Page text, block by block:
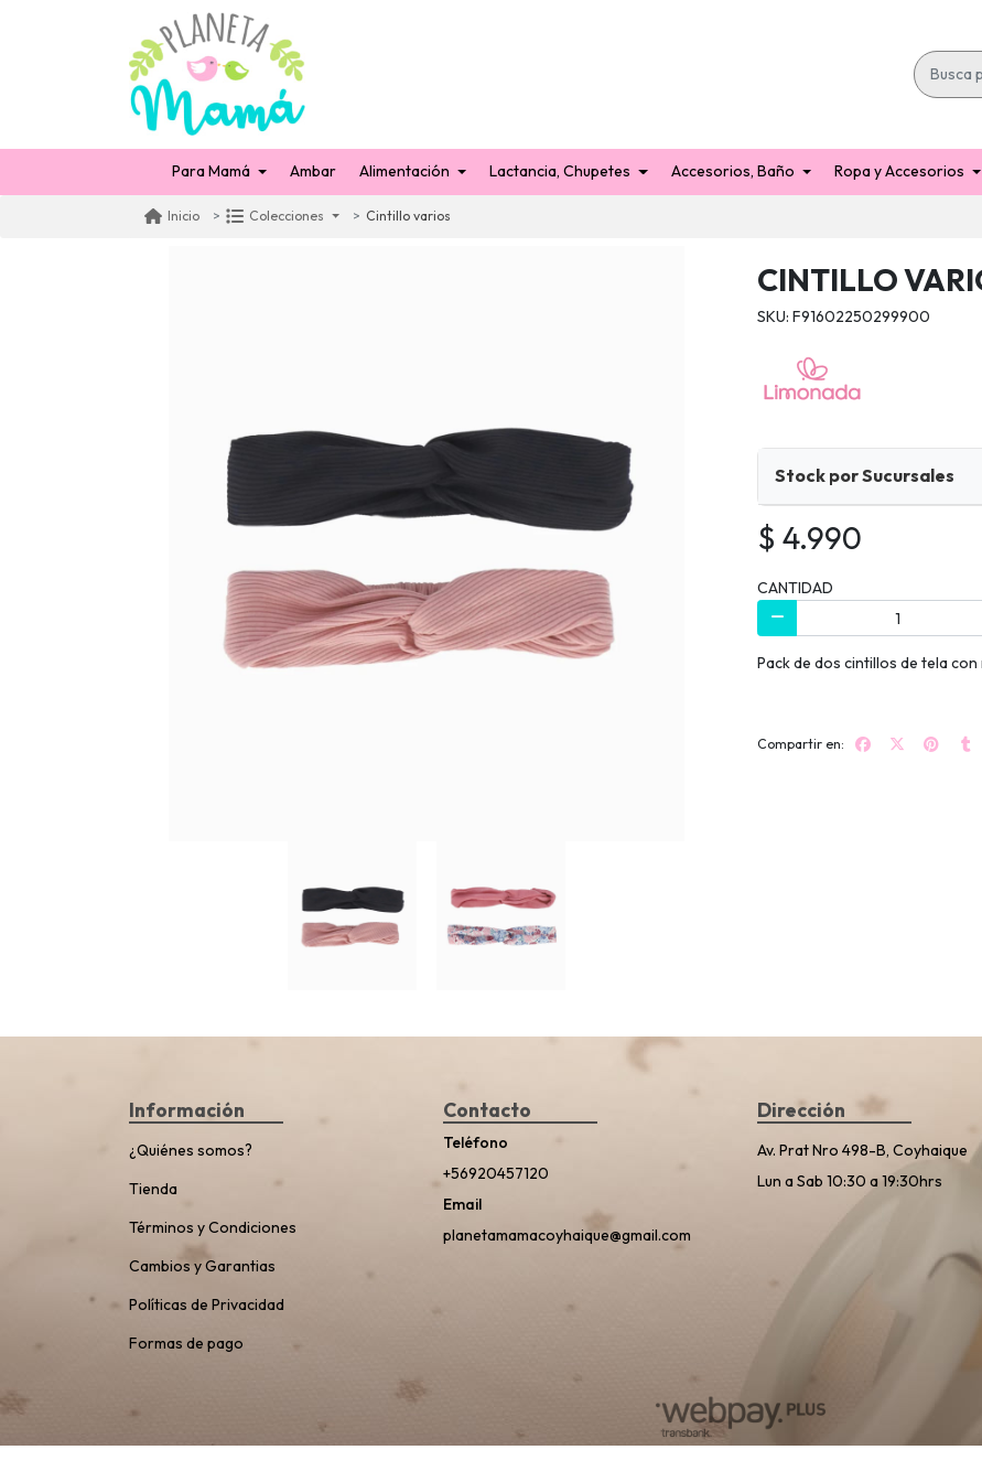
Para Mamá Ambar Alimentación Lactancia, Chupetes Accesorios, Baño Ropa y Accesorios
Inicio Colecciones Cintillo varios
CINTILLO
SKU: F91602250299900
Stock por Sucursales
$ 4.990
CANTIDAD
Pack de dos cintillos de tela con
Compartir en:
Información
¿Quiénes somos?
Tienda
Términos y Condiciones
Cambios y Garantias
Políticas de Privacidad
Formas de pago
Contacto
Teléfono
+56920457120
Email
planetamamacoyhaique@gmail.com
Dirección
Av. Prat Nro 498-B, Coyhaique
Lun a Sab 10:30 a 19:30hrs